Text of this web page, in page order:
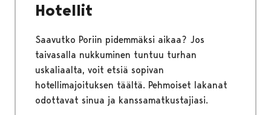
Hotellit
Saavutko Poriin pidemmäksi aikaa? Jos
taivasalla nukkuminen tuntuu turhan
uskaliaalta, voit etsiä sopivan
hotellimajoituksen täältä. Pehmoiset lakanat
odottavat sinua ja kanssamatkustajiasi.